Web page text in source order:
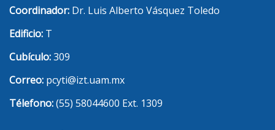
Coordinador: Dr. Luis Alberto Vásquez Toledo
Edificio: T
Cubículo:309
Correo: pcyti@izt.uam.mx
Télefono:(55) 58044600 Ext. 1309